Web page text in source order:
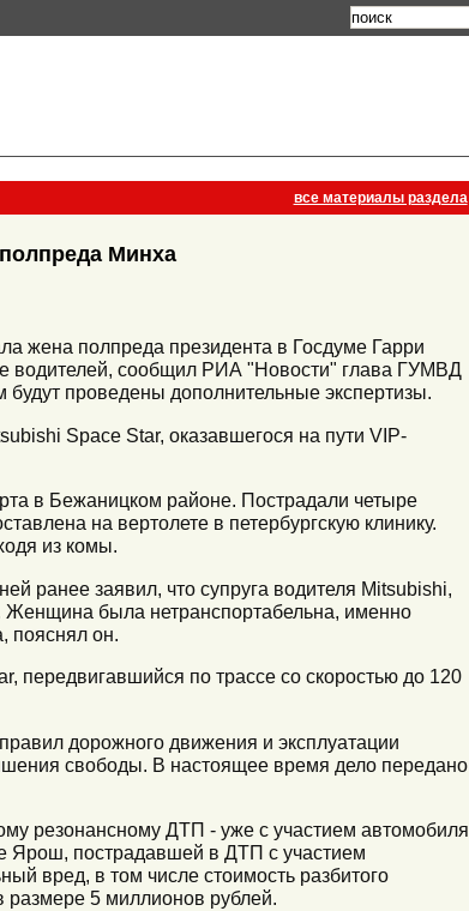
все материалы раздела
Минха
жена полпреда президента в Госдуме Гарри
водителей, сообщил РИА "Новости" глава ГУМВД
проведены дополнительные экспертизы.
Space Star, оказавшегося на пути VIP-
в Бежаницком районе. Пострадали четыре
на вертолете в петербургскую клинику.
из комы.
ранее заявил, что супруга водителя Mitsubishi,
была нетранспортабельна, именно
пояснял он.
передвигавшийся по трассе со скоростью до 120
дорожного движения и эксплуатации
свободы. В настоящее время дело передано
резонансному ДТП - уже с участием автомобиля
Ярош, пострадавшей в ДТП с участием
вред, в том числе стоимость разбитого
5 миллионов рублей.